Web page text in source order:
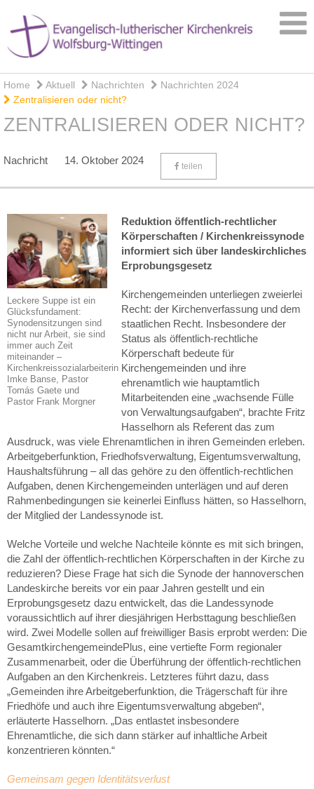
Home Aktuell Nachrichten
Nachrichten 2024
Zentralisieren oder nicht?
ZENTRALISIEREN ODER NICHT?
Nachricht 14. Oktober 2024 teilen
Leckere Suppe ist ein
Glücksfundament:
Synodensitzungen sind
nicht nur Arbeit, sie sind
immer auch Zeit
miteinander –
Kirchenkreissozialarbeiterin
Imke Banse, Pastor
Tomás Gaete und
Pastor Frank Morgner
Reduktion öffentlich-rechtlicher
Körperschaften / Kirchenkreissynode
informiert sich über landeskirchliches
Erprobungsgesetz
Kirchengemeinden unterliegen zweierlei
Recht: der Kirchenverfassung und dem
staatlichen Recht. Insbesondere der
Status als öffentlich-rechtliche
Körperschaft bedeute für
Kirchengemeinden und ihre
ehrenamtlich wie hauptamtlich
Mitarbeitenden eine „wachsende Fülle
von Verwaltungsaufgaben“, brachte Fritz
Hasselhorn als Referent das zum
Ausdruck, was viele Ehrenamtlichen in ihren Gemeinden erleben.
Arbeitgeberfunktion, Friedhofsverwaltung, Eigentumsverwaltung,
Haushaltsführung – all das gehöre zu den öffentlich-rechtlichen
Aufgaben, denen Kirchengemeinden unterlägen und auf deren
Rahmenbedingungen sie keinerlei Einfluss hätten, so Hasselhorn,
der Mitglied der Landessynode ist.
Welche Vorteile und welche Nachteile könnte es mit sich bringen,
die Zahl der öffentlich-rechtlichen Körperschaften in der Kirche zu
reduzieren? Diese Frage hat sich die Synode der hannoverschen
Landeskirche bereits vor ein paar Jahren gestellt und ein
Erprobungsgesetz dazu entwickelt, das die Landessynode
voraussichtlich auf ihrer diesjährigen Herbsttagung beschließen
wird. Zwei Modelle sollen auf freiwilliger Basis erprobt werden: Die
GesamtkirchengemeindePlus, eine vertiefte Form regionaler
Zusammenarbeit, oder die Überführung der öffentlich-rechtlichen
Aufgaben an den Kirchenkreis. Letzteres führt dazu, dass
„Gemeinden ihre Arbeitgeberfunktion, die Trägerschaft für ihre
Friedhöfe und auch ihre Eigentumsverwaltung abgeben“,
erläuterte Hasselhorn. „Das entlastet insbesondere
Ehrenamtliche, die sich dann stärker auf inhaltliche Arbeit
konzentrieren könnten.“
Gemeinsam gegen Identitätsverlust